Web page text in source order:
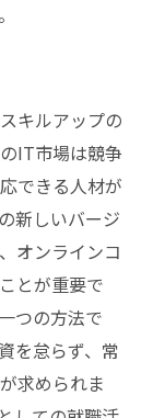
キルアップの
IT市場は競争
できる人材が
新しいバージ
オンラインコ
とが重要で
つの方法で
を怠らず、常
求められま